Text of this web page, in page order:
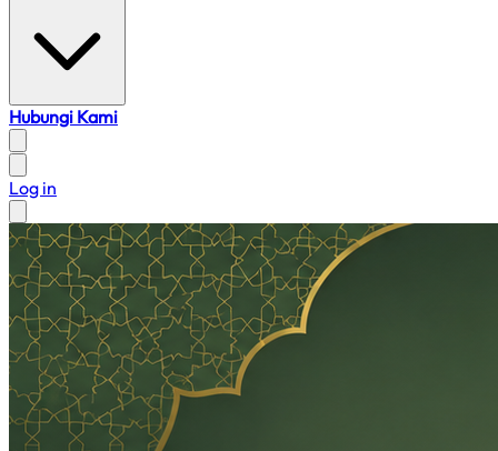
Hubungi Kami
Log in